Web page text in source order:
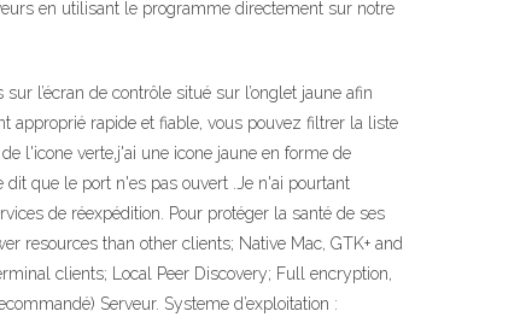
en utilisant le programme directement sur notre
l’écran de contrôle situé sur l’onglet jaune afin
approprié rapide et fiable, vous pouvez filtrer la liste
l'icone verte,j'ai une icone jaune en forme de
que le port n'es pas ouvert .Je n'ai pourtant
de réexpédition. Pour protéger la santé de ses
resources than other clients; Native Mac, GTK+ and
clients; Local Peer Discovery; Full encryption,
Serveur. Systeme d’exploitation :